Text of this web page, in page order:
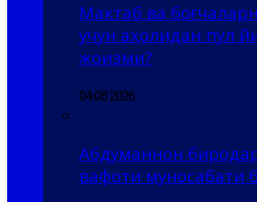
Мактаб ва
учун аҳолидан пул
жоизми?
04.08.2026
Абдуманнон
вафоти муносабати